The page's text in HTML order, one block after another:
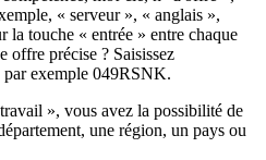
« serveur », « anglais »,
la touche « entrée » entre chaque
offre précise ? Saisissez
par exemple 049RSNK.
», vous avez la possibilité de
une région, un pays ou